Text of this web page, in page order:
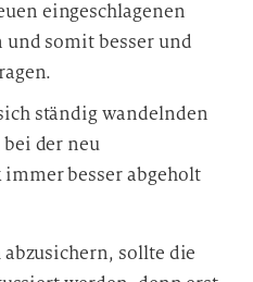
eingeschlagenen
somit besser und
ständig wandelnden
der neu
besser abgeholt
sollte die